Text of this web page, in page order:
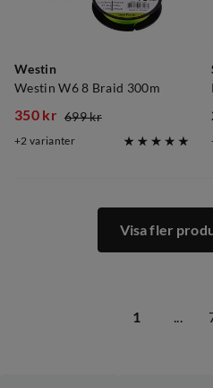
Westin
Westin W6 8 Braid 300m
discounted
350 kr
original
699 kr
2 varianter
Visa fler
1 ...